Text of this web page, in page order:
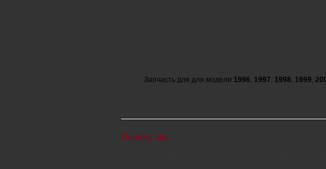
Запчасть для для модели 1996, 1997, 1998, 1999,
Почему мы: